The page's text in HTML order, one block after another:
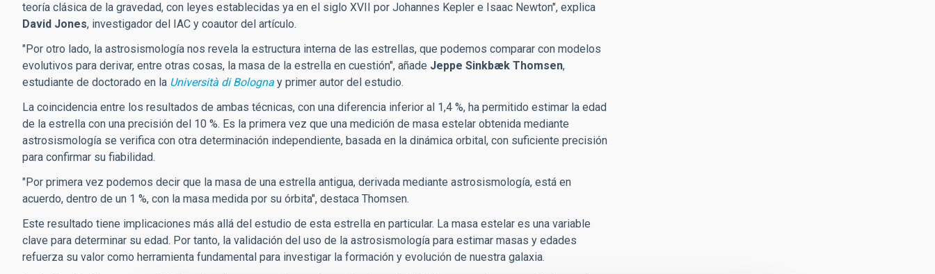
teoría clásica de la gravedad, con leyes establecidas ya en el siglo XVII por Johannes Kepler e Isaac Newton", explica
David Jones, investigador del IAC y coautor del artículo.
"Por otro lado, la astrosismología nos revela la estructura interna de las estrellas, que podemos comparar con modelos
evolutivos para derivar, entre otras cosas, la masa de la estrella en cuestión", añade Jeppe Sinkbæk Thomsen,
estudiante de doctorado en la Università di Bologna y primer autor del estudio.
La coincidencia entre los resultados de ambas técnicas, con una diferencia inferior al 1,4 %, ha permitido estimar la edad
de la estrella con una precisión del 10 %. Es la primera vez que una medición de masa estelar obtenida mediante
astrosismología se verifica con otra determinación independiente, basada en la dinámica orbital, con suficiente precisión
para confirmar su fiabilidad.
"Por primera vez podemos decir que la masa de una estrella antigua, derivada mediante astrosismología, está en
acuerdo, dentro de un 1 %, con la masa medida por su órbita", destaca Thomsen.
Este resultado tiene implicaciones más allá del estudio de esta estrella en particular. La masa estelar es una variable
clave para determinar su edad. Por tanto, la validación del uso de la astrosismología para estimar masas y edades
refuerza su valor como herramienta fundamental para investigar la formación y evolución de nuestra galaxia.